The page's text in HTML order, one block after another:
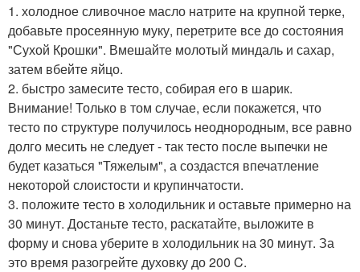
1. холодное сливочное масло натрите на крупной терке,
добавьте просеянную муку, перетрите все до состояния
"Сухой Крошки". Вмешайте молотый миндаль и сахар,
затем вбейте яйцо.
2. быстро замесите тесто, собирая его в шарик.
Внимание! Только в том случае, если покажется, что
тесто по структуре получилось неоднородным, все равно
долго месить не следует - так тесто после выпечки не
будет казаться "Тяжелым", а создастся впечатление
некоторой слоистости и крупинчатости.
3. положите тесто в холодильник и оставьте примерно на
30 минут. Достаньте тесто, раскатайте, выложите в
форму и снова уберите в холодильник на 30 минут. За
это время разогрейте духовку до 200 C.